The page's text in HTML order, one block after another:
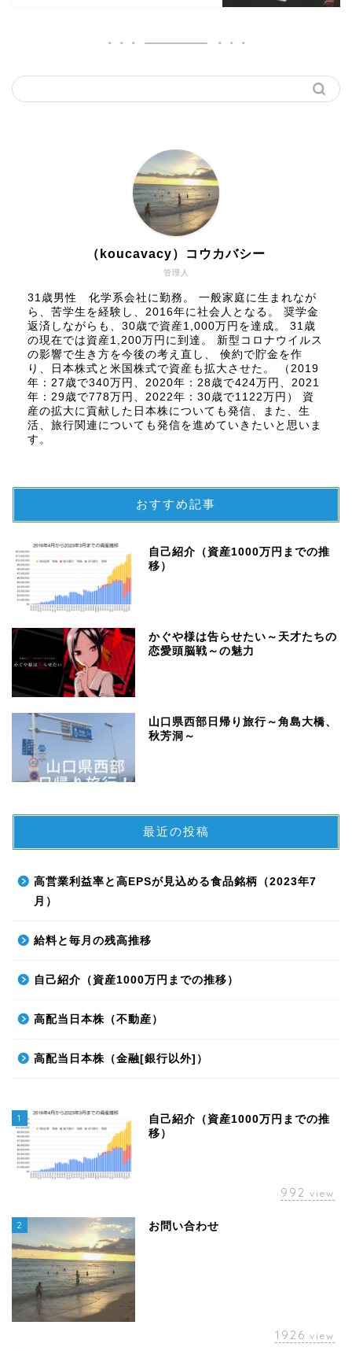
管理人
（koucavacy）コウカバシー
31歳男性 化学系会社に勤務。 一般家庭に生まれなが
ら、苦学生を経験し、2016年に社会人となる。 奨学金
返済しながらも、30歳で資産1,000万円を達成。 31歳
の現在では資産1,200万円に到達。 新型コロナウイルス
の影響で生き方を今後の考え直し、 倹約で貯金を作
り、日本株式と米国株式で資産も拡大させた。 （2019
年：27歳で340万円、2020年：28歳で424万円、2021
年：29歳で778万円、2022年：30歳で1122万円） 資
産の拡大に貢献した日本株についても発信、また、生
活、旅行関連についても発信を進めていきたいと思いま
す。
おすすめ記事
自己紹介（資産1000万円までの推
移）
かぐや様は告らせたい～天才たちの
恋愛頭脳戦～の魅力
山口県西部日帰り旅行～角島大橋、
秋芳洞～
最近の投稿
高営業利益率と高EPSが見込める食品銘柄（2023年7
月）
給料と毎月の残高推移
自己紹介（資産1000万円までの推移）
高配当日本株（不動産）
高配当日本株（金融[銀行以外]）
1
自己紹介（資産1000万円までの推
移）
992 view
2 お問い合わせ
1926 view